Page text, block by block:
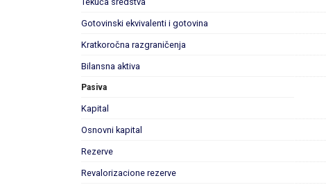
Gotovinski ekvivalenti i gotovina
Kratkoročna razgraničenja
Bilansna aktiva
Pasiva
Kapital
Osnovni kapital
Rezerve
Revalorizacione rezerve